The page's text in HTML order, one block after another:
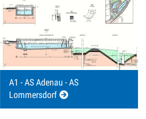
A1 - AS Adenau - AS
Lommersdorf